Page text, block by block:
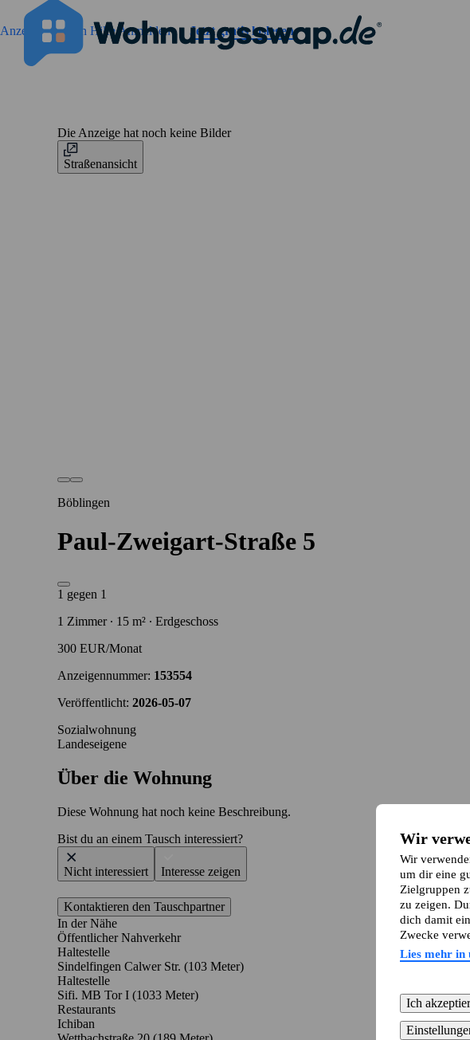
Geh zu der Seiteinhalt
Wir
Wir
um dir eine
Zielgruppen
zu zeigen.
dich damit
Zwecke
Lies mehr in
Ich
Anzeigen suchen Hilfe Anmelden Jetzt gratis loslegen
Die Anzeige hat noch keine Bilder
Straßenansicht
Böblingen
Paul-Zweigart-Straße 5
1 gegen 1
1 Zimmer ∙ 15 m² ∙ Erdgeschoss
300 EUR/Monat
Anzeigennummer: 153554
Veröffentlicht: 2026-05-07
Sozialwohnung
Landeseigene
Über die Wohnung
Diese Wohnung hat noch keine Beschreibung.
Bist du an einem Tausch interessiert?
Nicht interessiert Interesse zeigen
Kontaktieren den Tauschpartner
In der Nähe
Öffentlicher Nahverkehr
Haltestelle
Sindelfingen Calwer Str. (103 Meter)
Haltestelle
Sifi. MB Tor I (1033 Meter)
Restaurants
Ichiban